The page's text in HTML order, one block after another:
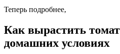
Теперь подробнее,
Как вырастить
домашних условиях